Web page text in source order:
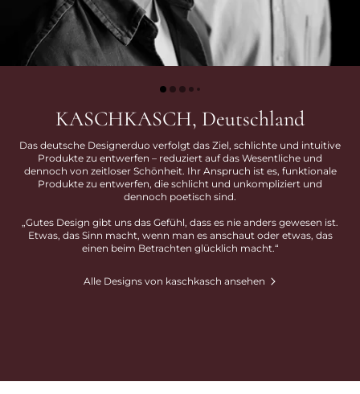
KASCHKASCH, Deutschland
Das deutsche Designerduo verfolgt das Ziel, schlichte und intuitive
Produkte zu entwerfen – reduziert auf das Wesentliche und
dennoch von zeitloser Schönheit. Ihr Anspruch ist es, funktionale
Produkte zu entwerfen, die schlicht und unkompliziert und
dennoch poetisch sind.
„Gutes Design gibt uns das Gefühl, dass es nie anders gewesen ist.
Etwas, das Sinn macht, wenn man es anschaut oder etwas, das
einen beim Betrachten glücklich macht.“
Alle Designs von kaschkasch ansehen